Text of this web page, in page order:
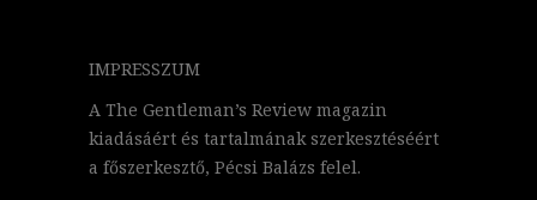
IMPRESSZUM
A The Gentleman’s Review magazin
kiadásáért és tartalmának szerkesztéséért
a főszerkesztő, Pécsi Balázs felel.